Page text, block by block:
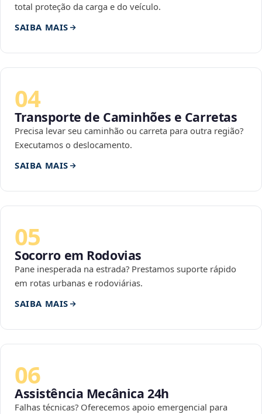
total proteção da carga e do veículo.
SAIBA MAIS
04
Transporte de Caminhões e Carretas
Precisa levar seu caminhão ou carreta para outra região?
Executamos o deslocamento.
SAIBA MAIS
05
Socorro em Rodovias
Pane inesperada na estrada? Prestamos suporte rápido
em rotas urbanas e rodoviárias.
SAIBA MAIS
06
Assistência Mecânica 24h
Falhas técnicas? Oferecemos apoio emergencial para